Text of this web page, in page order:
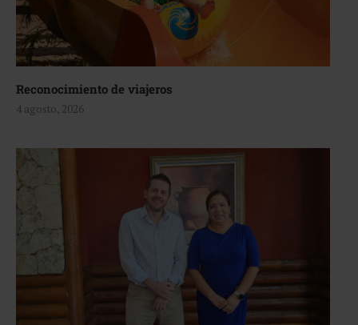
Reconocimiento de viajeros
4 agosto, 2026